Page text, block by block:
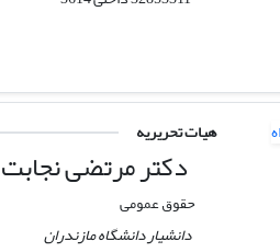
هیات تحریریه
دکتر مرتضی
حقوق عمومی
دانشیار دانشگاه مازندران